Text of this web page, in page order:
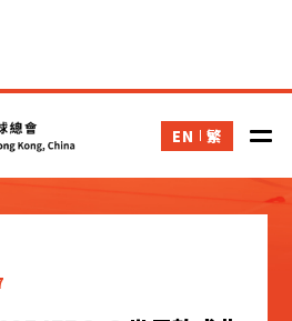
EN 繁